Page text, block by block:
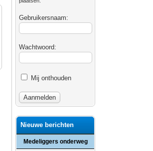
Gebruikersnaam:
Wachtwoord:
Mij onthouden
Nieuwe berichten
Medeliggers onderweg